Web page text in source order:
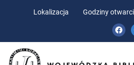
Lokalizacja Godziny